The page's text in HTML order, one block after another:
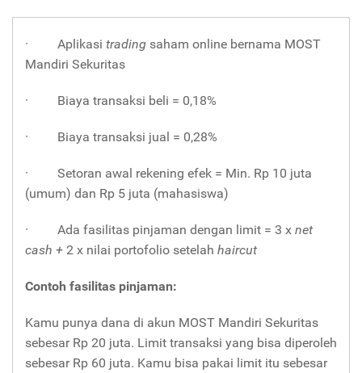
· Aplikasi trading saham online bernama MOST
Mandiri Sekuritas
· Biaya transaksi beli = 0,18%
· Biaya transaksi jual = 0,28%
· Setoran awal rekening efek = Min. Rp 10 juta
(umum) dan Rp 5 juta (mahasiswa)
· Ada fasilitas pinjaman dengan limit = 3 x net
cash + 2 x nilai portofolio setelah haircut
Contoh fasilitas pinjaman:
Kamu punya dana di akun MOST Mandiri Sekuritas
sebesar Rp 20 juta. Limit transaksi yang bisa diperoleh
sebesar Rp 60 juta. Kamu bisa pakai limit itu sebesar